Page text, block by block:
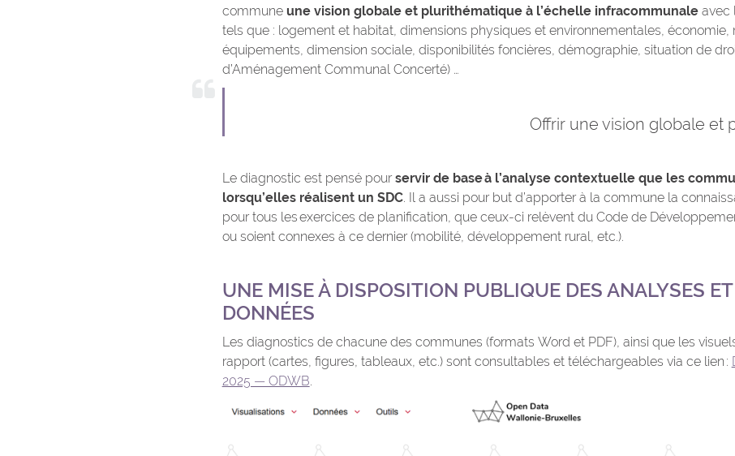
commune une vision globale et plurithématique à l’échelle infracommunaleavec
tels que : logement et habitat, dimensions physiques et environnementales, économie,
équipements, dimension sociale, disponibilités foncières, démographie, situation de
d’Aménagement Communal Concerté) …
Offrir une vision globale et
Le diagnostic est pensé pourservir de base à l’analyse contextuelle que les
lorsqu’elles réalisent un SDC. Il a aussi pour but d’apporter à la commune la
pour tous les exercices de planification, que ceux-ci relèvent du Code de
ou soient connexes à ce dernier (mobilité, développement rural, etc.).
UNE MISE À DISPOSITION PUBLIQUE DES ANALYSES
DONNÉES
Les diagnostics de chacune des communes (formats Word et PDF), ainsi que les
rapport (cartes, figures, tableaux, etc.) sont consultables et téléchargeables via ce lien :
2025 — ODWB.